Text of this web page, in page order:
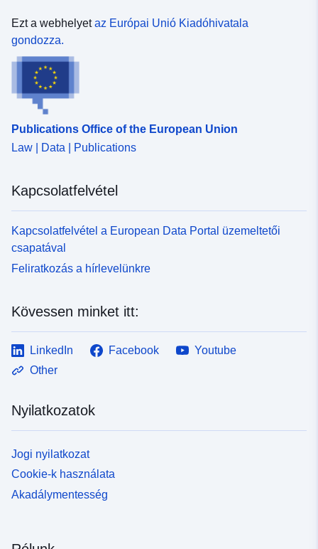
Ezt a webhelyetaz Európai Unió Kiadóhivatala
gondozza.
Publications Office of the European Union
Law | Data | Publications
Kapcsolatfelvétel
Kapcsolatfelvétel a European Data Portal üzemeltetői
csapatával
Feliratkozás a hírlevelünkre
Kövessen minket itt:
LinkedIn Facebook
Youtube
Other
Nyilatkozatok
Jogi nyilatkozat
Cookie-k használata
Akadálymentesség